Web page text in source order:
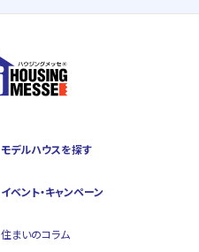
モデルハウスを探す
イベント・キャンペーン
住まいのコラム